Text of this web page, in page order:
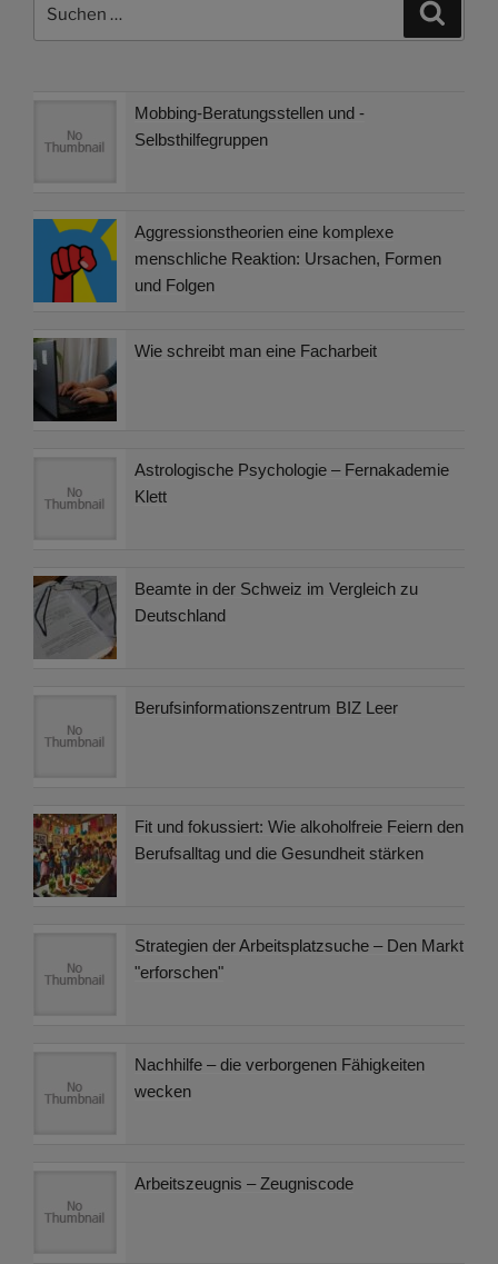
Mobbing-Beratungsstellen und -
Selbsthilfegruppen
Aggressionstheorien eine komplexe
menschliche Reaktion: Ursachen, Formen
und Folgen
Wie schreibt man eine Facharbeit
Astrologische Psychologie – Fernakademie
Klett
Beamte in der Schweiz im Vergleich zu
Deutschland
Berufsinformationszentrum BIZ Leer
Fit und fokussiert: Wie alkoholfreie Feiern den
Berufsalltag und die Gesundheit stärken
Strategien der Arbeitsplatzsuche – Den Markt
"erforschen"
Nachhilfe – die verborgenen Fähigkeiten
wecken
Arbeitszeugnis – Zeugniscode